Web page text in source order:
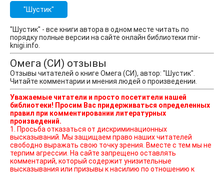
"Шустик"
"Шустик" - все книги автора в одном месте читать по
порядку полные версии на сайте онлайн библиотеки mir-
knigi.info.
Омега (СИ) отзывы
Отзывы читателей о книге Омега (СИ), автор: "Шустик".
Читайте комментарии и мнения людей о произведении.
Уважаемые читатели и просто посетители нашей
библиотеки! Просим Вас придерживаться определенных
правил при комментировании литературных
произведений.
1. Просьба отказаться от дискриминационных
высказываний. Мы защищаем право наших читателей
свободно выражать свою точку зрения. Вместе с тем мы не
терпим агрессии. На сайте запрещено оставлять
комментарий, который содержит унизительные
высказывания или призывы к насилию по отношению к